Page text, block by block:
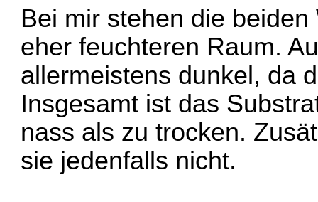
Bei mir stehen die
eher feuchteren Raum.
allermeistens dunkel, da
Insgesamt ist das
nass als zu trocken.
sie jedenfalls nicht.